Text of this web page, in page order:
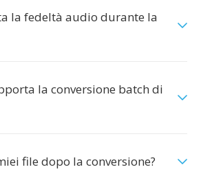
la fedeltà audio durante la
la conversione batch di
file dopo la conversione?